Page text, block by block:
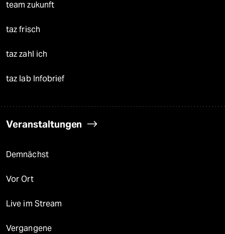
team zukunft
taz frisch
taz zahl ich
taz lab Infobrief
Veranstaltungen
Demnächst
Vor Ort
Live im Stream
Vergangene